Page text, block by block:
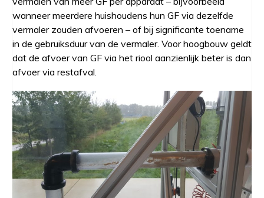
wanneer meerdere huishoudens hun GF via dezelfde
vermaler zouden afvoeren – of bij significante toename
in de gebruiksduur van de vermaler. Voor hoogbouw geldt
dat de afvoer van GF via het riool aanzienlijk beter is dan
afvoer via restafval.